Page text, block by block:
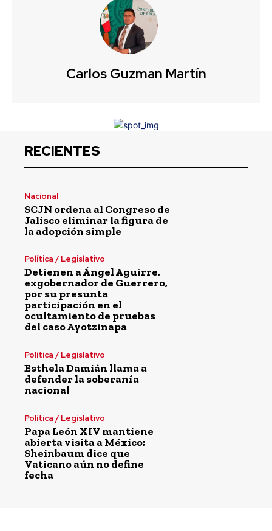
Carlos Guzman Martín
RECIENTES
Nacional
SCJN ordena al Congreso de
Jalisco eliminar la figura de
la adopción simple
Política / Legislativo
Detienen a Ángel Aguirre,
exgobernador de Guerrero,
por su presunta
participación en el
ocultamiento de pruebas
del caso Ayotzinapa
Política / Legislativo
Esthela Damián llama a
defender la soberanía
nacional
Política / Legislativo
Papa León XIV mantiene
abierta visita a México;
Sheinbaum dice que
Vaticano aún no define
fecha